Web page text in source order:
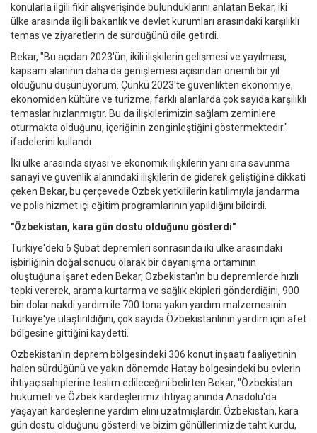
konularla ilgili fikir alışverişinde bulunduklarını anlatan Bekar, iki
ülke arasında ilgili bakanlık ve devlet kurumları arasındaki karşılıklı
temas ve ziyaretlerin de sürdüğünü dile getirdi.
Bekar, "Bu açıdan 2023'ün, ikili ilişkilerin gelişmesi ve yayılması,
kapsam alanının daha da genişlemesi açısından önemli bir yıl
olduğunu düşünüyorum. Çünkü 2023'te güvenlikten ekonomiye,
ekonomiden kültüre ve turizme, farklı alanlarda çok sayıda karşılıklı
temaslar hızlanmıştır. Bu da ilişkilerimizin sağlam zeminlere
oturmakta olduğunu, içeriğinin zenginleştiğini göstermektedir."
ifadelerini kullandı.
İki ülke arasında siyasi ve ekonomik ilişkilerin yanı sıra savunma
sanayi ve güvenlik alanındaki ilişkilerin de giderek geliştiğine dikkati
çeken Bekar, bu çerçevede Özbek yetkililerin katılımıyla jandarma
ve polis hizmet içi eğitim programlarının yapıldığını bildirdi.
"Özbekistan, kara gün dostu olduğunu gösterdi"
Türkiye'deki 6 Şubat depremleri sonrasında iki ülke arasındaki
işbirliğinin doğal sonucu olarak bir dayanışma ortamının
oluştuğuna işaret eden Bekar, Özbekistan'ın bu depremlerde hızlı
tepki vererek, arama kurtarma ve sağlık ekipleri gönderdiğini, 900
bin dolar nakdi yardım ile 700 tona yakın yardım malzemesinin
Türkiye'ye ulaştırıldığını, çok sayıda Özbekistanlının yardım için afet
bölgesine gittiğini kaydetti.
Özbekistan'ın deprem bölgesindeki 306 konut inşaatı faaliyetinin
halen sürdüğünü ve yakın dönemde Hatay bölgesindeki bu evlerin
ihtiyaç sahiplerine teslim edileceğini belirten Bekar, "Özbekistan
hükümeti ve Özbek kardeşlerimiz ihtiyaç anında Anadolu'da
yaşayan kardeşlerine yardım elini uzatmışlardır. Özbekistan, kara
gün dostu olduğunu gösterdi ve bizim gönüllerimizde taht kurdu,